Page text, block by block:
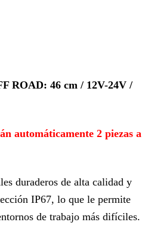
ROAD: 46 cm / 12V-24V /
automáticamente 2 piezas a
duraderos de alta calidad y
IP67, lo que le permite
de trabajo más difíciles.